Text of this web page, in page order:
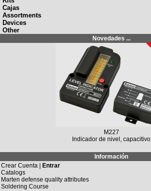
Cajas
Assortments
Devices
Other
Novedades ...
M227
Indicador de nivel, capacitivo
Información
Crear Cuenta | Entrar
Catalogs
Marten defense quality attributes
Soldering Course